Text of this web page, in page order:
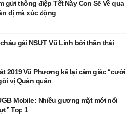
gửi thông điệp Tết Này Con Sẽ Về qua
dị mà xúc động
gái NSƯT Vũ Linh bởi thần thái
2019 Vũ Phương kể lại cảm giác “cười
vị Quán quân
Mobile: Nhiều gương mặt mới nổi
Top 1